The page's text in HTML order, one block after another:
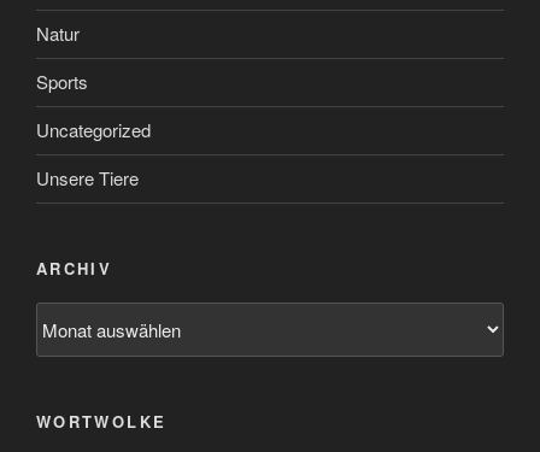
Natur
Sports
Uncategorized
Unsere Tiere
ARCHIV
WORTWOLKE